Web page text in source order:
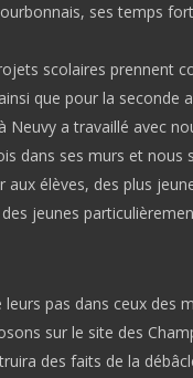
ses temps
scolaires prennent
que pour la seconde
a travaillé avec
dans ses murs et nous
élèves, des plus
jeunes
pas dans ceux des
sur le site des
des faits de la